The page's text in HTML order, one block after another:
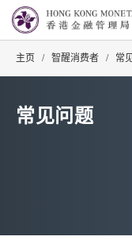
主页 / 智醒消费者 / 常
常见问题